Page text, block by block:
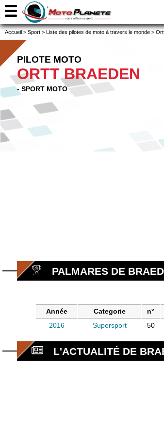
Accueil > Sport > Liste des pilotes de moto à travers le monde >
PILOTE MOTO
ORTT BRAEDEN
- SPORT MOTO
PALMARES DE
Année Categorie n°
2016
Supersport 50
L'ACTUALITÉ DE